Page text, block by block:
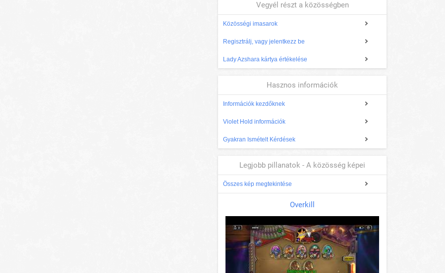
Vegyél részt a közösségben
Közösségi imasarok
Regisztrálj, vagy jelentkezz be
Lady Azshara kártya értékelése
Hasznos információk
Információk kezdőknek
Violet Hold információk
Gyakran Ismételt Kérdések
Legjobb pillanatok - A közösség képei
Összes kép megtekintése
Overkill